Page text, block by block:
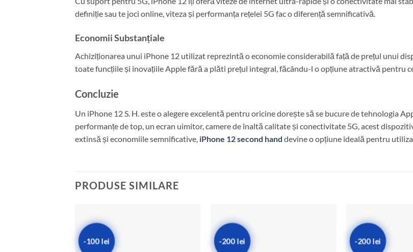
definiție sau te joci online, viteza și performanța rețelei 5G fac o diferență semnificativă.
Economii Substanțiale
Achiziționarea unui iPhone 12 utilizat reprezintă o economie considerabilă față de prețul unui
toate funcțiile și inovațiile Apple fără a plăti prețul integral, făcându-l o opțiune atractivă pentru
Concluzie
Un iPhone 12 S. H. este o alegere excelentă pentru oricine dorește să se bucure de tehnologia
performanțe de top, un ecran uimitor, camere de înaltă calitate și conectivitate 5G, acest
extinsă și economiile semnificative, iPhone 12 second hand devine o opțiune ideală pentru
PRODUSE SIMILARE
-100 lei -200 lei -200 lei